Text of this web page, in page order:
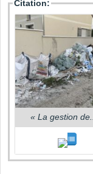
Citation:
« La gestion de...